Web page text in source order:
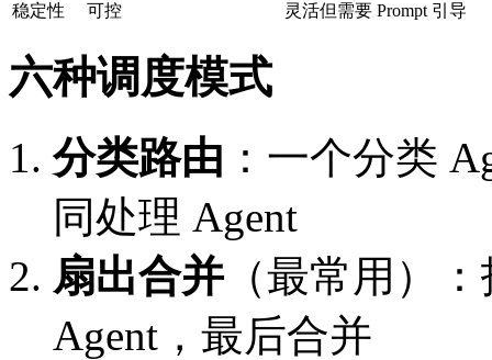
稳定性
可控 灵活但需要 Prompt 引导
六种调度模式
分类路由 ：一个分类
同处理 Agent
扇出合并（最常用）
Agent，最后合并